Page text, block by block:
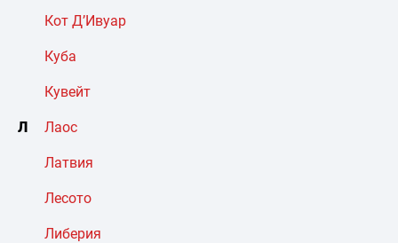
Кот Д’Ивуар
Куба
Кувейт
Л Лаос
Латвия
Лесото
Либерия